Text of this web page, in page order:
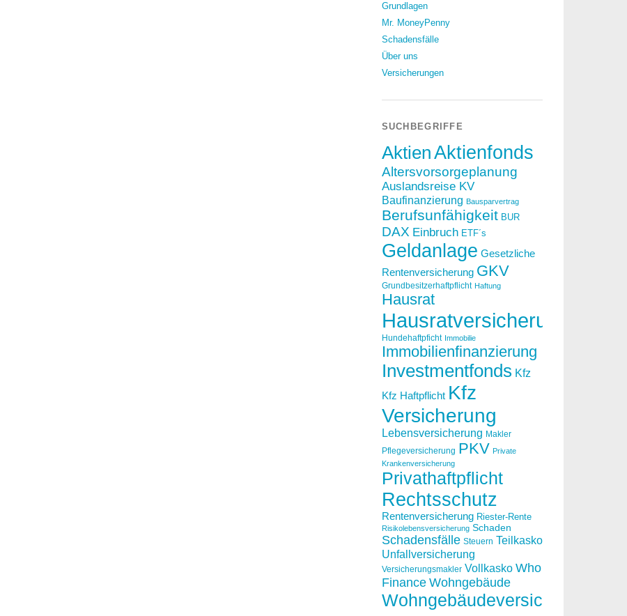
Grundlagen
Mr. MoneyPenny
Schadensfälle
Über uns
Versicherungen
SUCHBEGRIFFE
AktienAktienfonds
Altersvorsorgeplanung
Auslandsreise KV
Baufinanzierung Bausparvertrag
Berufsunfähigkeit BUR
DAX Einbruch ETF´s
Geldanlage Gesetzliche
Rentenversicherung GKV
Grundbesitzerhaftpflicht Haftung
Hausrat
Hausratversicherung
Hundehaftpficht Immobilie
Immobilienfinanzierung
Investmentfonds Kfz
Kfz Haftpflicht Kfz
Versicherung
Lebensversicherung Makler
Pflegeversicherung PKV Private
Krankenversicherung
Privathaftpflicht
Rechtsschutz
Rentenversicherung Riester-Rente
Risikolebensversicherung Schaden
Schadensfälle Steuern Teilkasko
Unfallversicherung
Versicherungsmakler Vollkasko Who
Finance Wohngebäude
Wohngebäudeversicherung